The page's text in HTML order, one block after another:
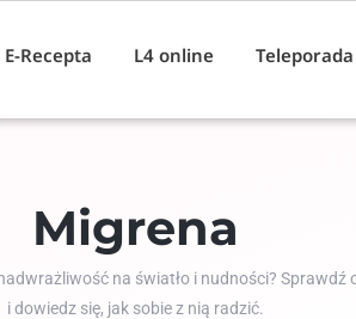
E-Recepta L4 online Teleporada
Migrena
na światło i nudności? Sprawdź
i dowiedz się, jak sobie z nią radzić.